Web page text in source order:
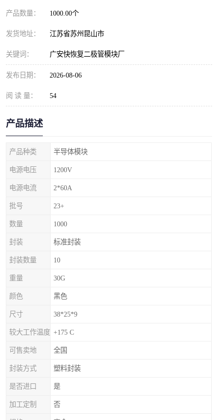
产品数量： 1000.00个
发货地址： 江苏省苏州昆山市
关键词： 广安快恢复二极管模块厂
发布日期： 2026-08-06
阅 读 量： 54
产品描述
产品种类 半导体模块
电源电压 1200V
电源电流 2*60A
批号 23+
数量 1000
封装 标准封装
封装数量 10
重量 30G
颜色 黑色
尺寸 38*25*9
较大工作温度 +175 C
可售卖地 全国
封装方式 塑料封装
是否进口 是
加工定制 否